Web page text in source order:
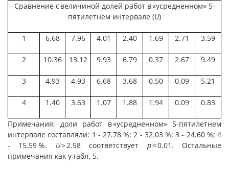
Сравнение с величиной долей работ в «усредненном» 5-
пятилетнем интервале (U)
1 6.68 7.96 4.01 2.40 1.69 2.71 3.59
2 10.36 13.12 9.93 6.79 0.37 2.67 9.49
3 4.93 4.93 6.68 3.68 0.50 0.09 5.21
4 1.40 3.63 1.07 1.88 1.94 0.09 0.83
Примечания: доли работ в «усредненном» 5-пятилетнем
интервале составляли: 1 - 27.78 %; 2 - 32.03 %; 3 - 24.60 %; 4
- 15.59 %. U> 2.58 соответствует p< 0.01. Остальные
примечания как у табл. 5.